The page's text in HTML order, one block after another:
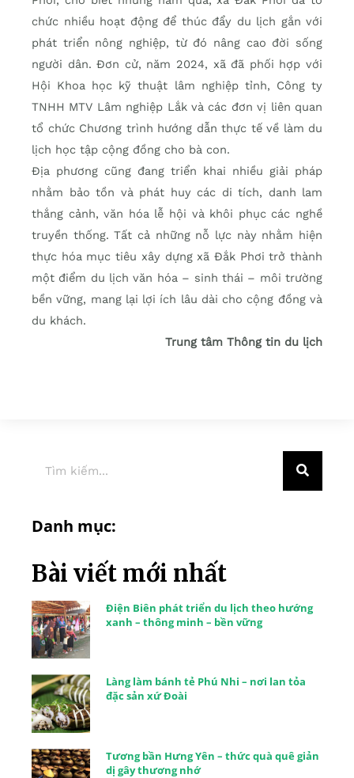
chức nhiều hoạt động để thúc đẩy du lịch gắn với
phát triển nông nghiệp, từ đó nâng cao đời sống
người dân. Đơn cử, năm 2024, xã đã phối hợp với
Hội Khoa học kỹ thuật lâm nghiệp tỉnh, Công ty
TNHH MTV Lâm nghiệp Lắk và các đơn vị liên quan
tổ chức Chương trình hướng dẫn thực tế về làm du
lịch học tập cộng đồng cho bà con.
Địa phương cũng đang triển khai nhiều giải pháp
nhằm bảo tồn và phát huy các di tích, danh lam
thắng cảnh, văn hóa lễ hội và khôi phục các nghề
truyền thống. Tất cả những nỗ lực này nhằm hiện
thực hóa mục tiêu xây dựng xã Đắk Phơi trở thành
một điểm du lịch văn hóa – sinh thái – môi trường
bền vững, mang lại lợi ích lâu dài cho cộng đồng và
du khách.
Trung tâm Thông tin du lịch
Danh mục:
Bài viết mới nhất
Điện Biên phát triển du lịch theo hướng
xanh – thông minh – bền vững
Làng làm bánh tẻ Phú Nhi – nơi lan tỏa
đặc sản xứ Đoài
Tương bần Hưng Yên – thức quà quê giản
dị gây thương nhớ